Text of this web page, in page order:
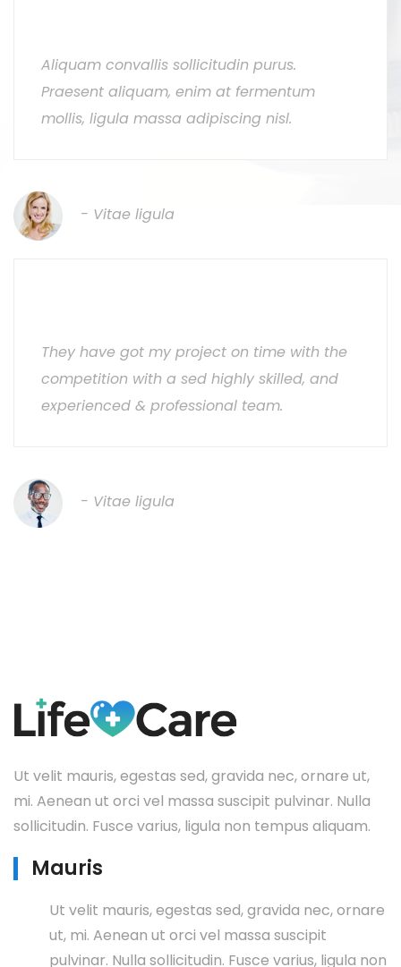
Aliquam convallis sollicitudin purus.
Praesent aliquam, enim at fermentum
mollis, ligula massa adipiscing nisl.
- Vitae ligula
They have got my project on time with the
competition with a sed highly skilled, and
experienced & professional team.
- Vitae ligula
Ut velit mauris, egestas sed, gravida nec, ornare ut,
mi. Aenean ut orci vel massa suscipit pulvinar. Nulla
sollicitudin. Fusce varius, ligula non tempus aliquam.
Mauris
Ut velit mauris, egestas sed, gravida nec, ornare
ut, mi. Aenean ut orci vel massa suscipit
pulvinar. Nulla sollicitudin. Fusce varius, ligula non